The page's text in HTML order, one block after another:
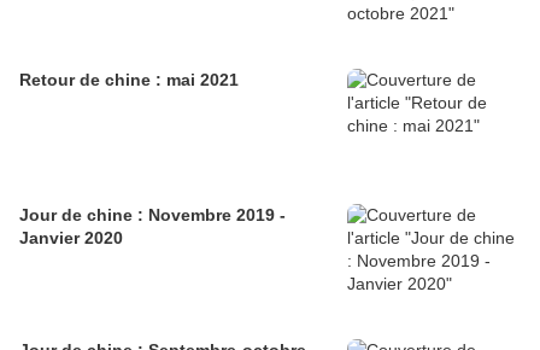
Retour de chine : mai 2021
Jour de chine : Novembre 2019 -
Janvier 2020